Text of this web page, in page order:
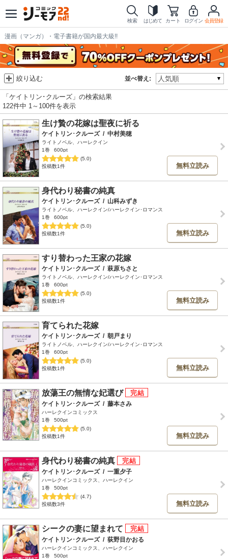
検索 はじめて カート ログイン 会員登録
漫画（マンガ）・電子書籍が国内最大級!!
並べ替え:
絞り込む
「ケイトリン･クルーズ」の検索結果
122件中 1～100件を表示
生け贄の花嫁は聖夜に祈る
ケイトリン･クルーズ / 中村美穂
ライトノベル、ハーレクイン
1巻
600pt
(5.0)
投稿数1件
無料立読み
身代わり秘書の純真
ケイトリン･クルーズ / 山科みずき
ライトノベル、ハーレクイン/ハーレクイン･ロマンス
1巻
600pt
(5.0)
投稿数1件
無料立読み
すり替わった王家の花嫁
ケイトリン･クルーズ / 萩原ちさと
ライトノベル、ハーレクイン/ハーレクイン･ロマンス
1巻
600pt
(5.0)
投稿数1件
無料立読み
育てられた花嫁
ケイトリン･クルーズ / 朝戸まり
ライトノベル、ハーレクイン/ハーレクイン･ロマンス
1巻
600pt
(5.0)
投稿数1件
無料立読み
放蕩王の無情な妃選び
ケイトリン･クルーズ / 藤本さみ
ハーレクインコミックス
1巻
500pt
(5.0)
投稿数1件
無料立読み
身代わり秘書の純真
ケイトリン･クルーズ / 一重夕子
ハーレクインコミックス、ハーレクイン
1巻
500pt
(4.7)
投稿数3件
無料立読み
シークの妻に望まれて
ケイトリン･クルーズ / 荻野目かおる
ハーレクインコミックス、ハーレクイン
1巻
500pt